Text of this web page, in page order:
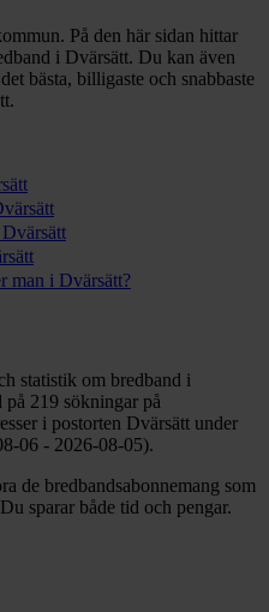
På den här sidan hittar
i Dvärsätt. Du kan även
bästa, billigaste och snabbaste
man i Dvärsätt?
statistik om bredband i
på 219 sökningar på
i postorten Dvärsätt under
06 - 2026-08-05).
de bredbandsabonnemang som
sparar både tid och pengar.